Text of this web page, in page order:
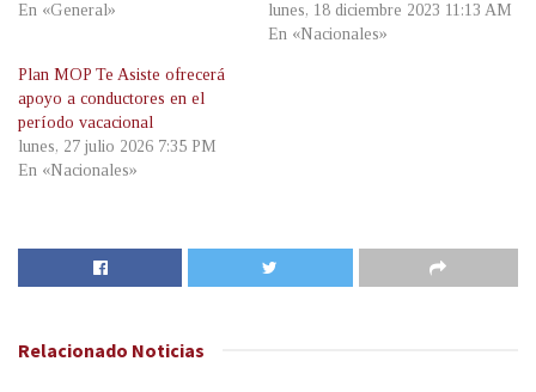
En «General»
lunes, 18 diciembre 2023 11:13 AM
En «Nacionales»
Plan MOP Te Asiste ofrecerá
apoyo a conductores en el
período vacacional
lunes, 27 julio 2026 7:35 PM
En «Nacionales»
Relacionado Noticias